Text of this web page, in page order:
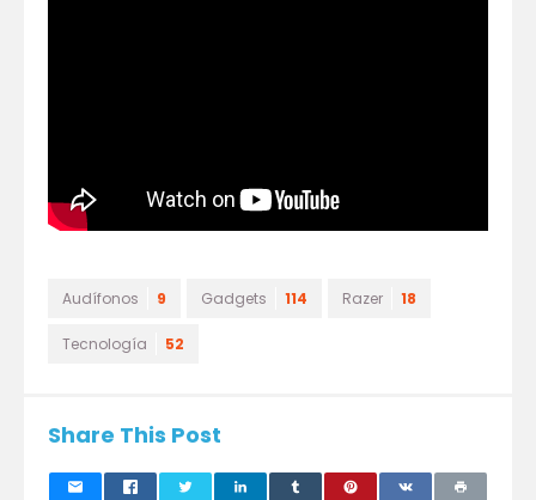
Audífonos 9 Gadgets 114 Razer 18
Tecnología 52
Share This Post